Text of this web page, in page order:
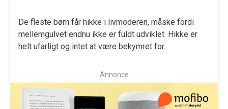
De fleste børn får hikke i livmoderen, måske fordi
mellemgulvet endnu ikke er fuldt udviklet. Hikke er
helt ufarligt og intet at være bekymret for.
Annonce